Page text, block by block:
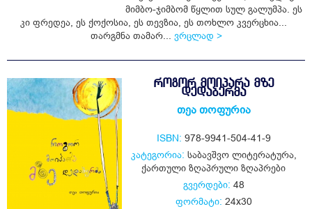
მიმბო-ჯიმბომ წყლით სულ გალუმპა. ეს
კი ფრედეა, ეს ქოქოსია, ეს თევზია, ეს თოხლო კვერცხია...
თარგმნა თამარ... ვრცლად >
ᲠᲝᲒᲝᲠ ᲛᲝᲘᲞᲐᲠᲐ ᲛᲖᲔ
ᲓᲔᲓᲐᲑᲔᲠᲛᲐ
თეა თოფურია
ISBN: 978-9941-504-41-9
კატეგორია: საბავშვო ლიტერატურა,
ქართული ზღაპრული ზღაპრები
გვერდები: 48
ფორმატი: 24x30